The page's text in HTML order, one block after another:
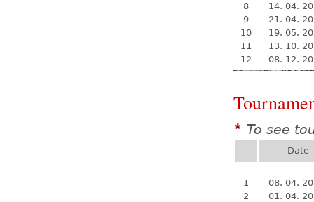
8
14. 04.
9
21. 04.
10
19. 05.
11
13. 10.
12
08. 12.
* To see
Date
1
08. 04.
2
01. 04.